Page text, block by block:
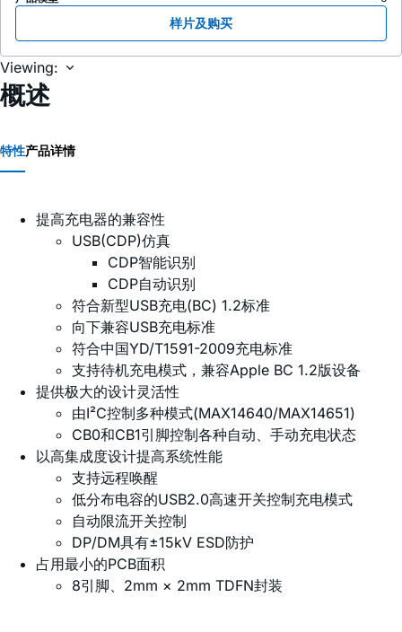
样片及购买
Viewing:
概述
特性产品详情
提高充电器的兼容性
USB(CDP)仿真
CDP智能识别
CDP自动识别
符合新型USB充电(BC) 1.2标准
向下兼容USB充电标准
符合中国YD/T1591-2009充电标准
支持待机充电模式，兼容Apple BC 1.2版设备
提供极大的设计灵活性
由I²C控制多种模式(MAX14640/MAX14651)
CB0和CB1引脚控制各种自动、手动充电状态
以高集成度设计提高系统性能
支持远程唤醒
低分布电容的USB2.0高速开关控制充电模式
自动限流开关控制
DP/DM具有±15kV ESD防护
占用最小的PCB面积
8引脚、2mm × 2mm TDFN封装